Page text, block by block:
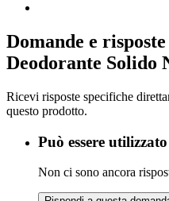
Domande e
Deodorante Solido
Ricevi risposte specifiche
questo prodotto.
Può essere
Non ci sono ancora